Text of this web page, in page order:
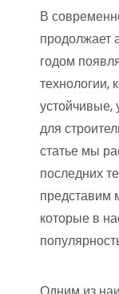
В
продолжает
годом
технологии,
для
статье мы
последних
представим
которые в